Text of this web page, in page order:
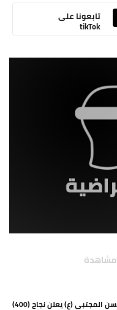
تابعونا على
tikTok
مشاهدة
مستشفى الإمام الحسن المجتبى (ع) يعلن نجاح (400)